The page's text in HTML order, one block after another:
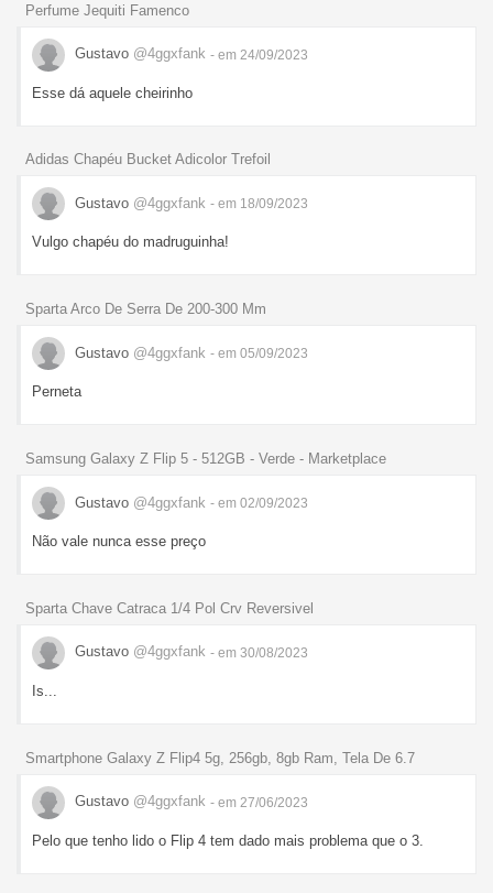
Perfume Jequiti Famenco
Gustavo @4ggxfank - em 24/09/2023
Esse dá aquele cheirinho
Adidas Chapéu Bucket Adicolor Trefoil
Gustavo @4ggxfank - em 18/09/2023
Vulgo chapéu do madruguinha!
Sparta Arco De Serra De 200-300 Mm
Gustavo @4ggxfank - em 05/09/2023
Perneta
Samsung Galaxy Z Flip 5 - 512GB - Verde - Marketplace
Gustavo @4ggxfank - em 02/09/2023
Não vale nunca esse preço
Sparta Chave Catraca 1/4 Pol Crv Reversivel
Gustavo @4ggxfank - em 30/08/2023
Is...
Smartphone Galaxy Z Flip4 5g, 256gb, 8gb Ram, Tela De 6.7
Gustavo @4ggxfank - em 27/06/2023
Pelo que tenho lido o Flip 4 tem dado mais problema que o 3.